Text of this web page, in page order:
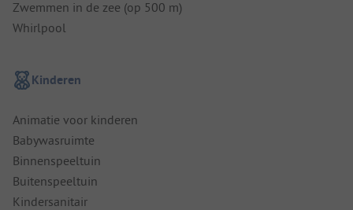
Zwemmen in de zee (op 500 m)
Whirlpool
Kinderen
Animatie voor kinderen
Babywasruimte
Binnenspeeltuin
Buitenspeeltuin
Kindersanitair